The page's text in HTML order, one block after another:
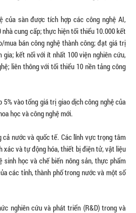
của sàn được tích hợp các công nghệ AI,
cung cấp; thực hiện tối thiểu 10.000 kết
mua bán công nghệ thành công; đạt giá trị
kết nối với ít nhất 100 viện nghiên cứu,
liên thông với tối thiểu 10 nền tảng công
vào tổng giá trị giao dịch công nghệ của
học và công nghệ mới.
cả nước và quốc tế. Các lĩnh vực trọng tâm
xác và tự động hóa, thiết bị điện tử, vật liệu
học và chế biến nông sản, thực phẩm
các tỉnh, thành phố trong nước và một số
nghiên cứu và phát triển (R&D) trong và